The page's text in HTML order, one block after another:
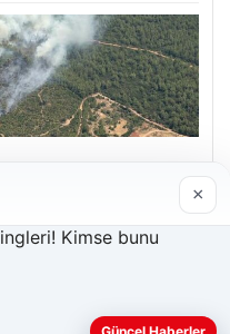
iyi anlayabilmek,
×